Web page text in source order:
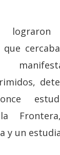
que
la
y un